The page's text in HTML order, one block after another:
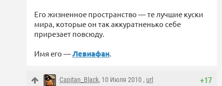
Его жизненное пространство — те лучшие куски
мира, которые он так аккуратненько себе
прирезает повсюду.
Имя его —Левиафан.
+17
Capitan_Black, 10 Июля 2010 , url